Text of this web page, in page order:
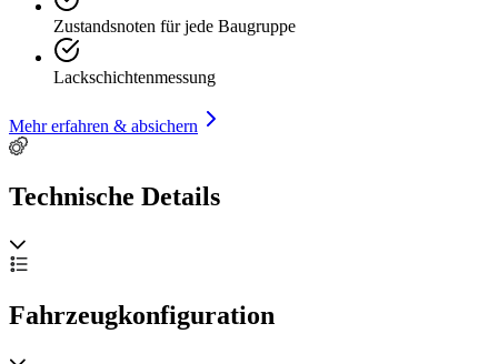
Zustandsnoten für jede Baugruppe
Lackschichtenmessung
Mehr erfahren & absichern
Technische Details
Fahrzeugkonfiguration